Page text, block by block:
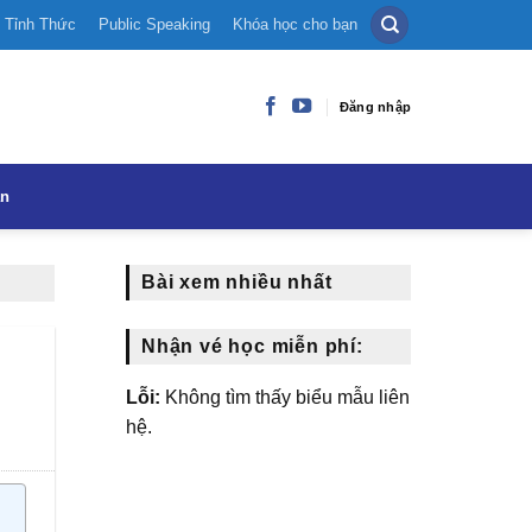
Tỉnh Thức Public Speaking Khóa học cho bạn
Đăng nhập
Bài xem nhiều nhất
Nhận vé học miễn phí:
Lỗi: Không tìm thấy biểu mẫu liên
hệ.